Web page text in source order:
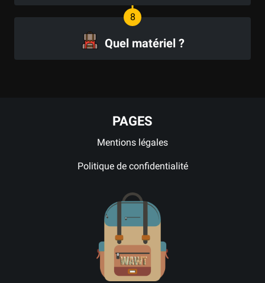
Quel matériel ?
PAGES
Mentions légales
Politique de confidentialité